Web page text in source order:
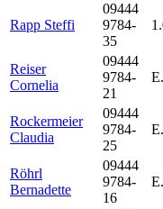
Rapp Steffi
09444
9784-
35
Reiser
Cornelia
09444
9784-
21
Rockermeier
Claudia
09444
9784-
25
Röhrl
Bernadette
09444
9784-
16